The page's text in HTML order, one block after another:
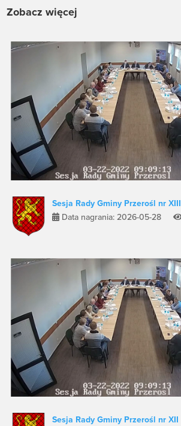
Zobacz więcej
Sesja Rady Gminy Przerośl nr XIII
Data nagrania: 2026-05-28
Sesja Rady Gminy Przerośl nr XII